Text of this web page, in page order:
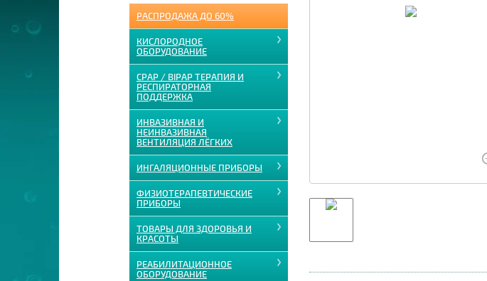
РАСПРОДАЖА ДО 60%
КИСЛОРОДНОЕ
ОБОРУДОВАНИЕ
CPAP / BIPAP ТЕРАПИЯ И
РЕСПИРАТОРНАЯ
ПОДДЕРЖКА
ИНВАЗИВНАЯ И
НЕИНВАЗИВНАЯ
ВЕНТИЛЯЦИЯ ЛЁГКИХ
ИНГАЛЯЦИОННЫЕ ПРИБОРЫ
ФИЗИОТЕРАПЕВТИЧЕСКИЕ
ПРИБОРЫ
ТОВАРЫ ДЛЯ ЗДОРОВЬЯ И
КРАСОТЫ
РЕАБИЛИТАЦИОННОЕ
ОБОРУДОВАНИЕ